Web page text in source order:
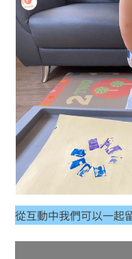
從互動中我們可以一起